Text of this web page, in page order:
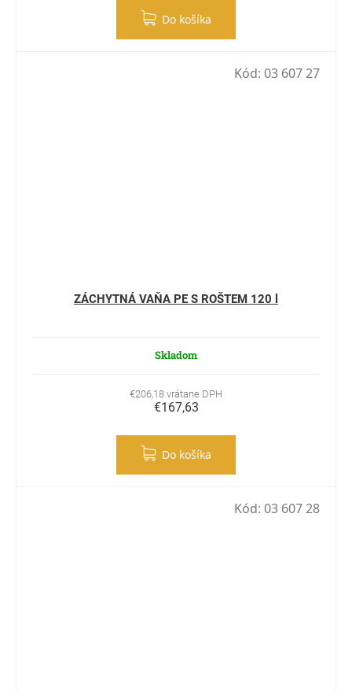
Do košíka
ZÁCHYTNÁ VAŇA PE S ROŠTEM 120 l
Skladom
€206,18 vrátane DPH
€167,63
Do košíka
Kód: 03 607 27
Kód: 03 607 28